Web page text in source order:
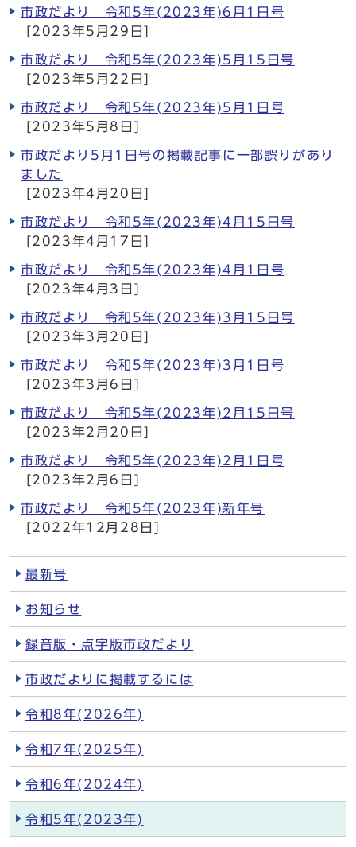
市政だより 令和5年(2023年)6月1日号
[2023年5月29日]
市政だより 令和5年(2023年)5月15日号
[2023年5月22日]
市政だより 令和5年(2023年)5月1日号
[2023年5月8日]
市政だより5月1日号の掲載記事に一部誤りがあり
ました
[2023年4月20日]
市政だより 令和5年(2023年)4月15日号
[2023年4月17日]
市政だより 令和5年(2023年)4月1日号
[2023年4月3日]
市政だより 令和5年(2023年)3月15日号
[2023年3月20日]
市政だより 令和5年(2023年)3月1日号
[2023年3月6日]
市政だより 令和5年(2023年)2月15日号
[2023年2月20日]
市政だより 令和5年(2023年)2月1日号
[2023年2月6日]
市政だより 令和5年(2023年)新年号
[2022年12月28日]
最新号
お知らせ
録音版・点字版市政だより
市政だよりに掲載するには
令和8年(2026年)
令和7年(2025年)
令和6年(2024年)
令和5年(2023年)